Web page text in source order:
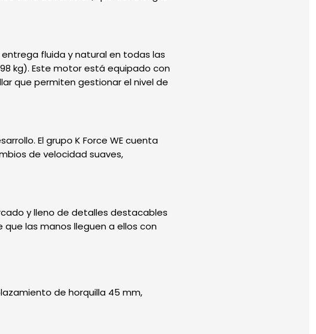
fluida y natural en todas las
kg). Este motor está equipado con
que permiten gestionar el nivel de
El grupo K Force WE cuenta
de velocidad suaves,
y lleno de detalles destacables
las manos lleguen a ellos con
de horquilla 45 mm,